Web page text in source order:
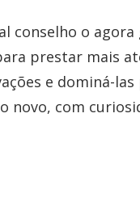
conselho o
prestar mais
e dominá-
novo, com